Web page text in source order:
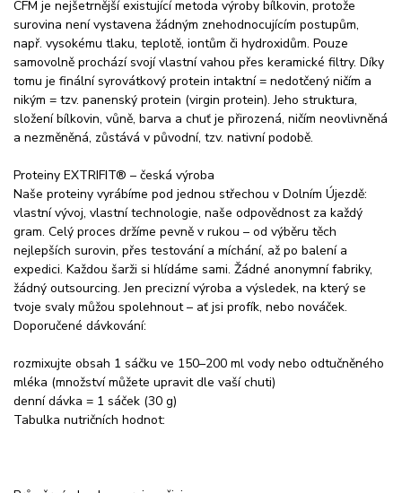
CFM je nejšetrnější existující metoda výroby bílkovin, protože
surovina není vystavena žádným znehodnocujícím postupům,
např. vysokému tlaku, teplotě, iontům či hydroxidům. Pouze
samovolně prochází svojí vlastní vahou přes keramické filtry. Díky
tomu je finální syrovátkový protein intaktní = nedotčený ničím a
nikým = tzv. panenský protein (virgin protein). Jeho struktura,
složení bílkovin, vůně, barva a chuť je přirozená, ničím neovlivněná
a nezměněná, zůstává v původní, tzv. nativní podobě.
Proteiny EXTRIFIT® – česká výroba
Naše proteiny vyrábíme pod jednou střechou v Dolním Újezdě:
vlastní vývoj, vlastní technologie, naše odpovědnost za každý
gram. Celý proces držíme pevně v rukou – od výběru těch
nejlepších surovin, přes testování a míchání, až po balení a
expedici. Každou šarži si hlídáme sami. Žádné anonymní fabriky,
žádný outsourcing. Jen precizní výroba a výsledek, na který se
tvoje svaly můžou spolehnout – ať jsi profík, nebo nováček.
Doporučené dávkování:
rozmixujte obsah 1 sáčku ve 150–200 ml vody nebo odtučněného
mléka (množství můžete upravit dle vaší chuti)
denní dávka = 1 sáček (30 g)
Tabulka nutričních hodnot: